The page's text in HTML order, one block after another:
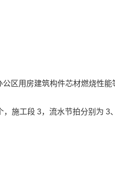
区用房建筑构件芯材燃烧性能
，施工段 3，流水节拍分别为 3